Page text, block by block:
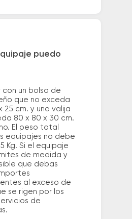
puedo
con un bolso de
que no exceda
25 cm. y una valija
80 x 80 x 30 cm.
El peso total
equipajes no debe
Kg. Si el equipaje
de medida y
que debas
al exceso de
se rigen por los
de